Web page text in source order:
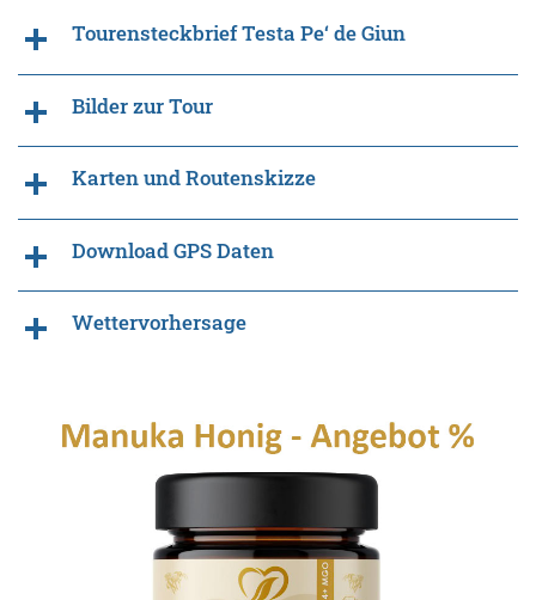
Tourensteckbrief Testa Pe‘ de Giun
Bilder zur Tour
Karten und Routenskizze
Download GPS Daten
Wettervorhersage